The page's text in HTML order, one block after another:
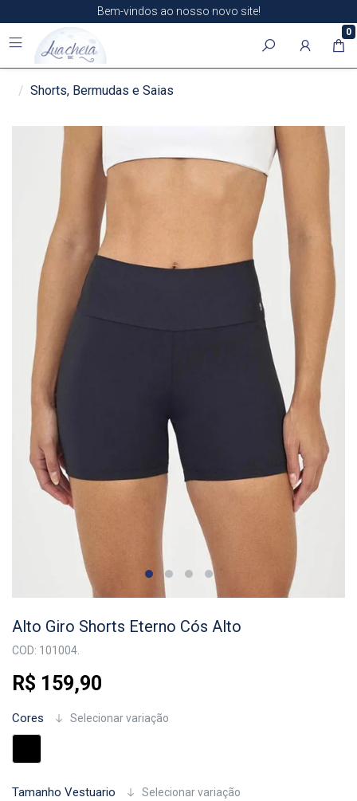
Bem-vindos ao nosso novo site!
0
Shorts, Bermudas e Saias
Alto Giro Shorts Eterno Cós Alto
COD: 101004.
R$ 159,90
Cores Selecionar variação
Tamanho Vestuario Selecionar variação